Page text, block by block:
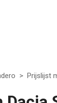
> Prijslijst